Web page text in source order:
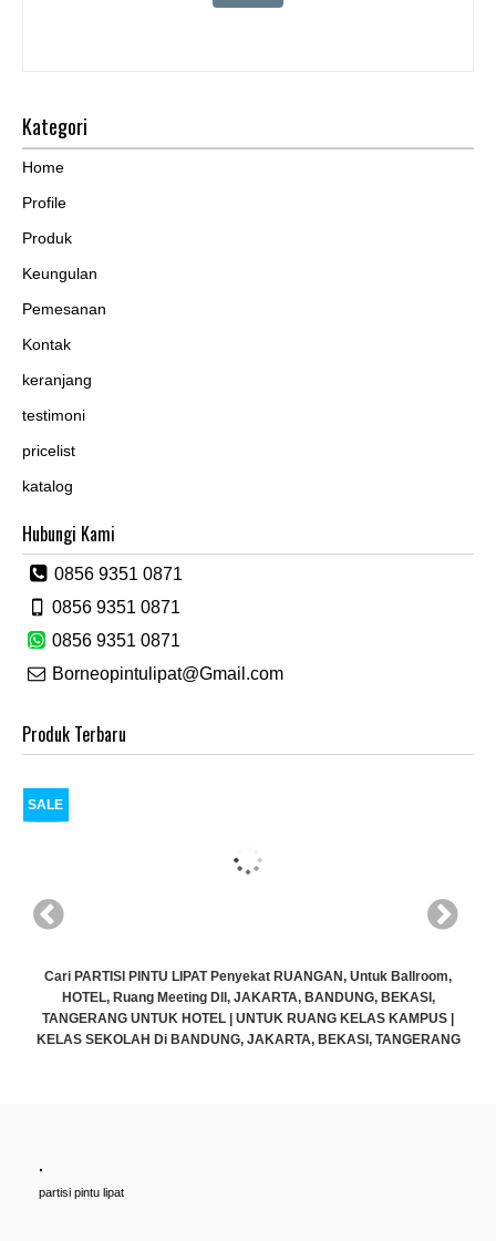
Kategori
Home
Profile
Produk
Keungulan
Pemesanan
Kontak
keranjang
testimoni
pricelist
katalog
Hubungi Kami
0856 9351 0871
0856 9351 0871
0856 9351 0871
Borneopintulipat@Gmail.com
Produk Terbaru
SALE
Cari PARTISI PINTU LIPAT Penyekat RUANGAN, Untuk Ballroom,
HOTEL, Ruang Meeting Dll, JAKARTA, BANDUNG, BEKASI,
TANGERANG UNTUK HOTEL | UNTUK RUANG KELAS KAMPUS |
KELAS SEKOLAH Di BANDUNG, JAKARTA, BEKASI, TANGERANG
.
partisi pintu lipat